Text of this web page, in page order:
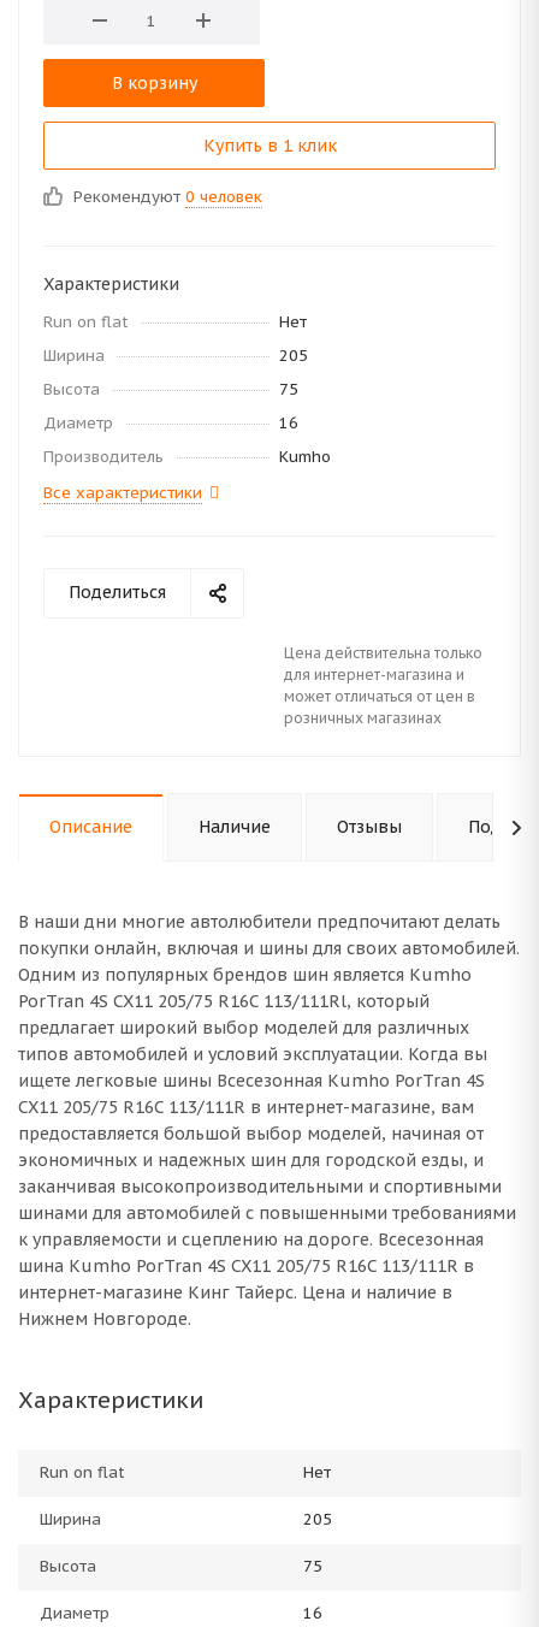
В корзину
Купить в 1 клик
Рекомендуют 0 человек
Характеристики
Run on flat
Нет
Ширина
205
Высота
75
Диаметр
16
Производитель
Kumho
Все характеристики
Поделиться
Цена действительна только
для интернет-магазина и
может отличаться от цен в
розничных магазинах
Описание Наличие Отзывы
В наши дни многие автолюбители предпочитают делать
покупки онлайн, включая и шины для своих автомобилей.
Одним из популярных брендов шин является Kumho
PorTran 4S CX11 205/75 R16C 113/111Rl, который
предлагает широкий выбор моделей для различных
типов автомобилей и условий эксплуатации. Когда вы
ищете легковые шины Всесезонная Kumho PorTran 4S
CX11 205/75 R16C 113/111R в интернет-магазине, вам
предоставляется большой выбор моделей, начиная от
экономичных и надежных шин для городской езды, и
заканчивая высокопроизводительными и спортивными
шинами для автомобилей с повышенными требованиями
к управляемости и сцеплению на дороге. Всесезонная
шина Kumho PorTran 4S CX11 205/75 R16C 113/111R в
интернет-магазине Кинг Тайерс. Цена и наличие в
Нижнем Новгороде.
Характеристики
Run on flat Нет
Ширина 205
Высота 75
Диаметр 16